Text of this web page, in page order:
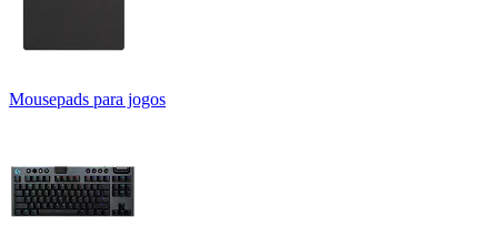
Mousepads para jogos